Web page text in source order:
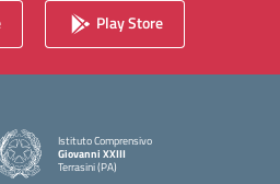
Play Store
Istituto Comprensivo
Giovanni XXIII
Terrasini (PA)